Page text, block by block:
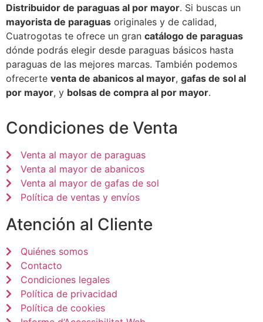
Distribuidor de paraguas al por mayor. Si buscas un
mayorista de paraguas originales y de calidad,
Cuatrogotas te ofrece un gran catálogo de paraguas
dónde podrás elegir desde paraguas básicos hasta
paraguas de las mejores marcas. También podemos
ofrecerte venta de abanicos al mayor, gafas de sol al
por mayor, y bolsas de compra al por mayor.
Condiciones de Venta
Venta al mayor de paraguas
Venta al mayor de abanicos
Venta al mayor de gafas de sol
Política de ventas y envíos
Atención al Cliente
Quiénes somos
Contacto
Condiciones legales
Política de privacidad
Política de cookies